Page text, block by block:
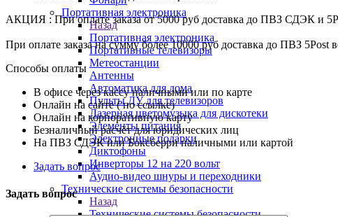
Портативная электроника
Назад
Портативная электроника
Портативные телевизоры
Метеостанции
Антенны
Автоматика для дома
Пульты ДУ для телевизоров
Лазерная цветомузыка для дискотеки
Элементы питания
Электронные подарки
Диктофоны
Инверторы 12 на 220 вольт
Аудио-видео шнуры и переходники
Технические системы безопасности
Назад
Технические системы безопасности
АКЦИЯ : При оплате заказа от 5000 руб доставка до ПВЗ СДЭК и
При оплате заказа на сумму более 10000 руб доставка до ПВЗ
Способы оплаты
В офисе через кассу наличными или по карте
Онлайн на сайте ( по ссылке)
Онлайн на корпоративную карту
Безналичный расчёт для юридических лиц
На ПВЗ СДЭК или Боксберри наличными или картой
Задать вопрос
Задать вопрос